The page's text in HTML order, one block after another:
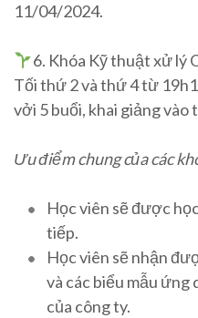
11/04/2024.
6. Khóa Kỹ thuật xử lý
Tối thứ 2 và thứ 4 từ
vởi 5 buổi, khai giảng
Ưu điểm chung của các
Học viên sẽ được
tiếp.
Học viên sẽ nhận
và các biểu mẫu
của công ty.